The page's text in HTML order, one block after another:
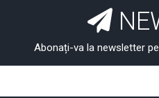
Abonați-va la newsletter